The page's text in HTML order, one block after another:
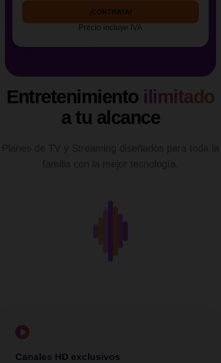
¡CONTRATA!
Precio incluye IVA
Entretenimiento ilimitado
a tu alcance
Canales HD exclusivos